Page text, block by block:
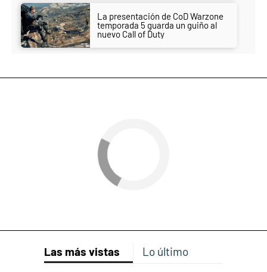
La presentación de CoD Warzone
temporada 5 guarda un guiño al
nuevo Call of Duty
Las más vistas Lo último